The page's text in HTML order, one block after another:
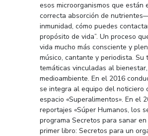
esos microorganismos que
correcta absorción de
inmunidad, cómo puedes
propósito de vida”. Un proceso
vida mucho más consciente y
músico, cantante y periodista.
temáticas vinculadas al
medioambiente. En el 2016
se integra al equipo del noticiero
espacio «Superalimentos». En el
reportajes «Súper Humanos, los
programa Secretos para sanar
primer libro: Secretos para un